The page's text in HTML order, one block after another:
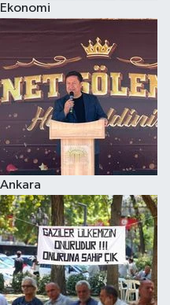
Ekonomi
Ankara